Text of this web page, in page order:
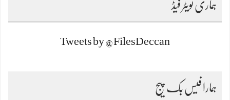
ہماری ٹویٹر فیڈ
Tweets by @FilesDeccan
ہمارا فیس بک پیج